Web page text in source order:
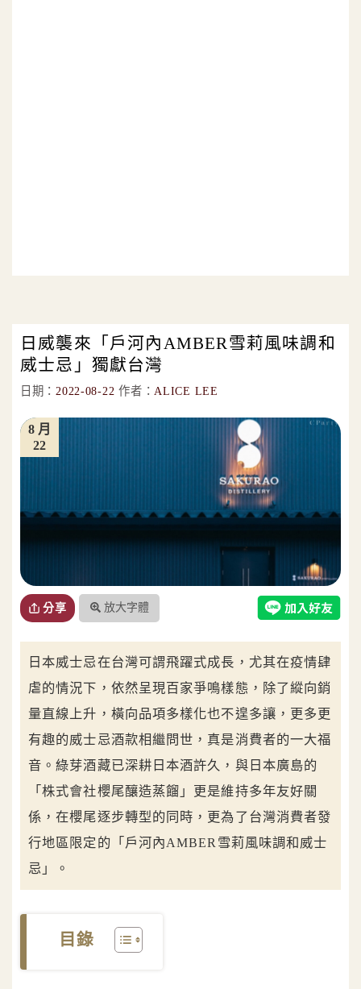
日威襲來「戶河內AMBER雪莉風味調和
威士忌」獨獻台灣
日期： 2022-08-22 作者： ALICE LEE
22
8 月
分享 放大字體
日本威士忌在台灣可謂飛躍式成長，尤其在疫情肆
虐的情況下，依然呈現百家爭鳴樣態，除了縱向銷
量直線上升，橫向品項多樣化也不遑多讓，更多更
有趣的威士忌酒款相繼問世，真是消費者的一大福
音。綠芽酒藏已深耕日本酒許久，與日本廣島的
「株式會社櫻尾釀造蒸餾」更是維持多年友好關
係，在櫻尾逐步轉型的同時，更為了台灣消費者發
行地區限定的「戶河內AMBER雪莉風味調和威士
忌」。
目錄